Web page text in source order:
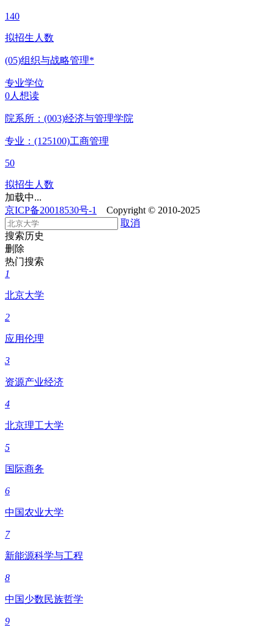
140
拟招生人数
(05)组织与战略管理*
专业学位
0人想读
院系所：(003)经济与管理学院
专业：(125100)工商管理
50
拟招生人数
加载中...
京ICP备20018530号-1
Copyright © 2010-2025
取消
搜索历史
删除
热门搜索
1
北京大学
2
应用伦理
3
资源产业经济
4
北京理工大学
5
国际商务
6
中国农业大学
7
新能源科学与工程
8
中国少数民族哲学
9